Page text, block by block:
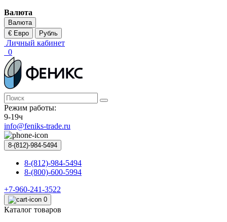
Валюта
Валюта
€ Евро
Рубль
Личный кабинет
0
Режим работы:
9-19ч
info@feniks-trade.ru
8-(812)-984-5494
8-(812)-984-5494
8-(800)-600-5994
+7-960-241-3522
0
Каталог товаров